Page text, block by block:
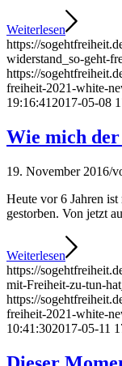
Weiterlesen
https://
widerstand_so-geht-
https://
freiheit-2021-white-
19:16:41 2017-05-08
Wie mich
19. November 2016/
Heute vor 6 Jahren
gestorben. Von jetzt
Weiterlesen
https://
mit-Freiheit-zu-tun-
https://
freiheit-2021-white-
10:41:302017-05-11